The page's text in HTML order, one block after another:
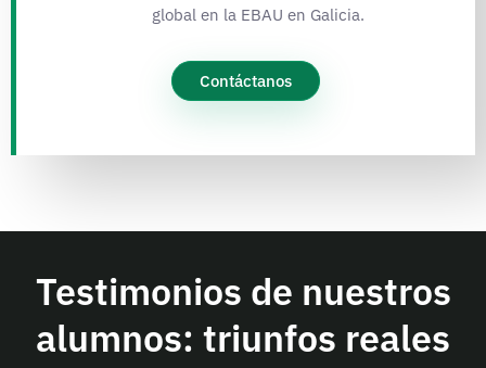
global en la EBAU en Galicia.
Contáctanos
Testimonios de nuestros
alumnos: triunfos reales